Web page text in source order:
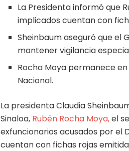
La Presidenta informó que
implicados cuentan con
Sheinbaum aseguró que el
mantener vigilancia
Rocha Moya permanece
Nacional.
La presidenta Claudia
Sinaloa, Rubén Rocha Moya,el
exfuncionarios acusados por el
cuentan con fichas rojas